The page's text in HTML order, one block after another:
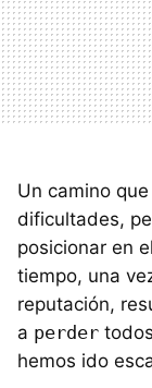
Un camino
dificultades,
posicionar en
tiempo, una
reputación,
a perder
hemos ido